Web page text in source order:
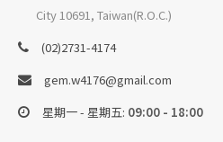
City 10691, Taiwan(R.O.C.)
(02)2731-4174
gem.w4176@gmail.com
星期一 - 星期五: 09:00 - 18:00